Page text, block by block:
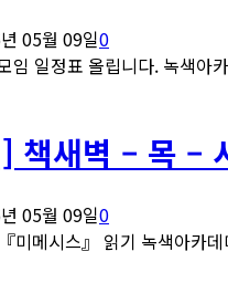
05월 09일0
임 일정표 올립니다. 녹색아
책새벽 – 목 –
05월 09일0
미메시스』 읽기 녹색아카